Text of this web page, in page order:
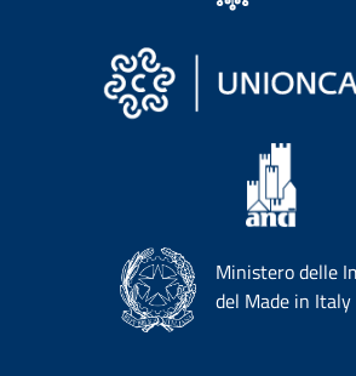
Ministero delle
del Made in Italy